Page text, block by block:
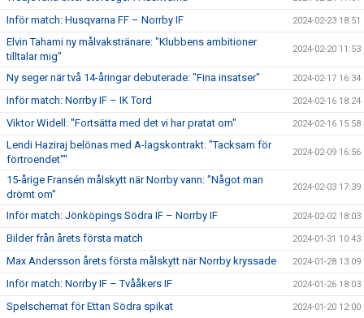
Inför match: Husqvarna FF – Norrby IF 2024-02-23 18:51
Elvin Tahami ny målvakstränare: "Klubbens ambitioner
tilltalar mig"
2024-02-20 11:53
Ny seger när två 14-åringar debuterade: "Fina insatser" 2024-02-17 16:34
Inför match: Norrby IF – IK Tord 2024-02-16 18:24
Viktor Widell: "Fortsätta med det vi har pratat om" 2024-02-16 15:58
Lendi Haziraj belönas med A-lagskontrakt: "Tacksam för
förtroendet""
2024-02-09 16:56
15-årige Fransén målskytt när Norrby vann: "Något man
drömt om"
2024-02-03 17:39
Inför match: Jönköpings Södra IF – Norrby IF 2024-02-02 18:03
Bilder från årets första match 2024-01-31 10:43
Max Andersson årets första målskytt när Norrby kryssade 2024-01-28 13:09
Inför match: Norrby IF – Tvååkers IF 2024-01-26 18:03
Spelschemat för Ettan Södra spikat 2024-01-20 12:00